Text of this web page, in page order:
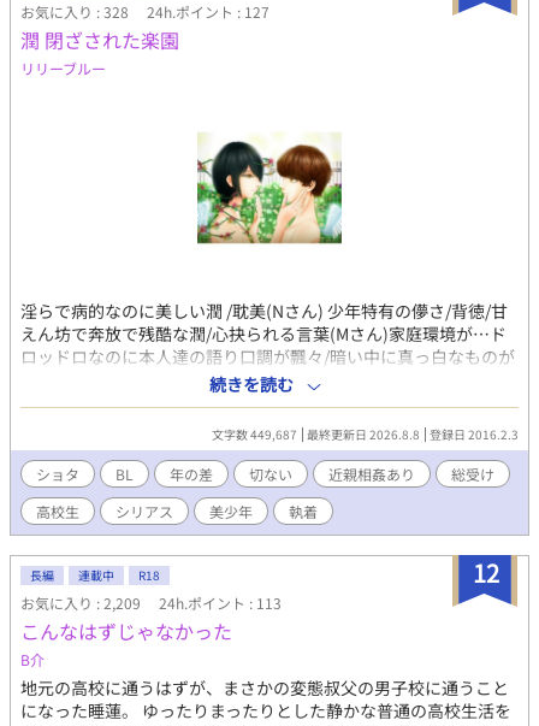
お気に入り : 328 24h.ポイント : 127
潤 閉ざされた楽園
リリーブルー
淫らで病的なのに美しい潤 /耽美(Nさん) 少年特有の儚さ/背徳/甘
えん坊で奔放で残酷な潤/心抉られる言葉(Mさん)家庭環境が…ド
ロッドロなのに本人達の語り口調が飄々/暗い中に真っ白なものが
あるイメージ(HMさん)エロいのに切なくて救いようがなくてムズ
ムズして ずっと自分の中で尾を引くような感覚(Gさん) 謎の美少
年の家に遊びに行った瑶は妖しい家族に誘惑され。 耽美で切ない
BL小説/R１８/不憫/叔父×甥/兄弟/近親/禁断/官能/シリアス/鬼
畜/SM/支配/拘束/調教/玩具/スカトロ/鞭/複数/撮影/痴漢/自慰/溺
愛/淫乱/総受け/年の差/3P/過去有り/覗き/マゾ/ドS/ヤンデレ/義
父/義兄弟/従兄弟/美少年/美青年/美中年/エロ/親子/中年×少年/父
息子/ショタ/強姦 セクシャルアビューズと家族関係に問題があり
複雑性PTSDの子が、問題も症状も認識できず状況から抜け出せな
い。苦しいので性依存なのを、利用されて、悪化させていたが、
親友や恋人たちの愛の力を借りて、自分の力を取り戻していく。
2014/11/6 よりBLoveに連載完結。280万アクセス『潤 閉ざされ
た楽園』1425お気に入り BLove最高6位(58894アクセス/日 2015
年1月25日) 2016/1 ムーンライトノベルズ、ピクシブ等に冒頭掲
載。 2016/2/3 アルファポリス版 連載開始。休止。 2018/4/22 連
続きを読む
文字数 449,687 最終更新日 2026.8.8 登録日 2016.2.3
ショタ BL 年の差 切ない 近親相姦あり
総受け
高校生
シリアス 美少年 執着
12
長編 連載中 R18
お気に入り : 2,209 24h.ポイント : 113
こんなはずじゃなかった
B介
地元の高校に通うはずが、まさかの変態叔父の男子校に通うこと
になった睡蓮。 ゆったりまったりとした静かな普通の高校生活を